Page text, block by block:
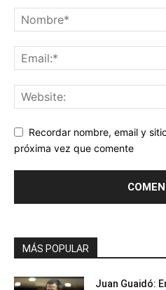
Recordar nombre, email y
próxima vez que comente
MÁS POPULAR
Juan Guaidó: